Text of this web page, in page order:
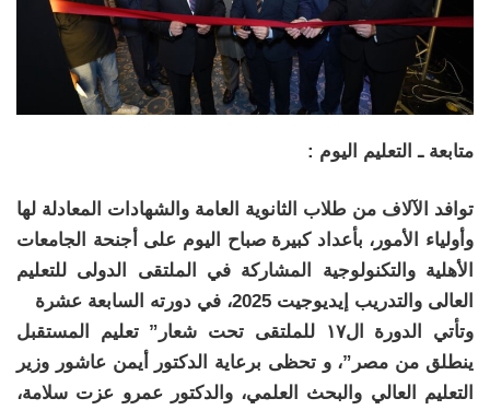
متابعة ـ التعليم اليوم :
توافد الآلاف من طلاب الثانوية العامة والشهادات المعادلة لها
وأولياء الأمور، بأعداد كبيرة صباح اليوم على أجنحة الجامعات
الأهلية والتكنولوجية المشاركة في الملتقى الدولى للتعليم
العالى والتدريب إيديوجيت 2025، في دورته السابعة عشرة
وتأتي الدورة ال١٧ للملتقى تحت شعار” تعليم المستقبل
ينطلق من مصر”، و تحظى برعاية الدكتور أيمن عاشور وزير
التعليم العالي والبحث العلمي، والدكتور عمرو عزت سلامة،